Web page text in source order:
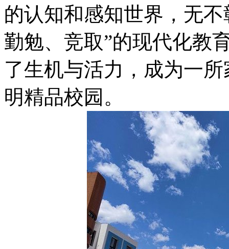
的认知和感知世界，无
勤勉、竞取”的现代化教
了生机与活力，成为一
明精品校园。